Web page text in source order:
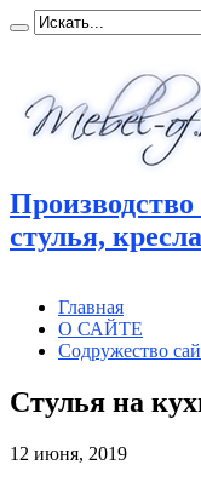
стулья,
Главная
О САЙТЕ
Содружество
Стулья на
12 июня, 2019